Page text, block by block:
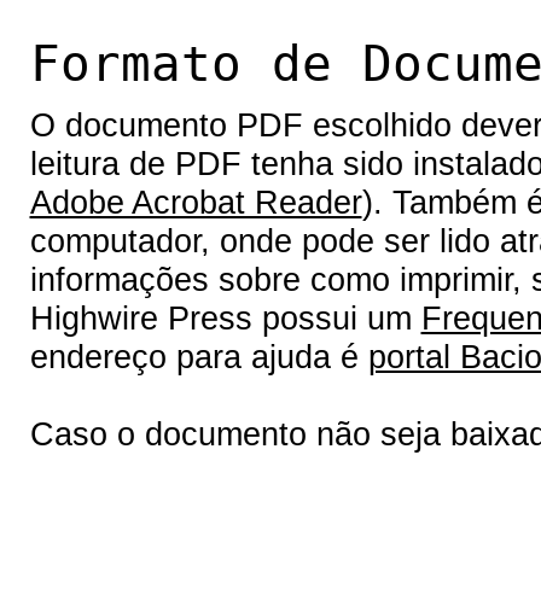
Formato de
O documento PDF escolhido
leitura de PDF tenha sido
Adobe Acrobat Reader). Também
computador, onde pode ser lido
informações sobre como
Highwire Press possui um
endereço para ajuda é portal
Caso o documento não seja